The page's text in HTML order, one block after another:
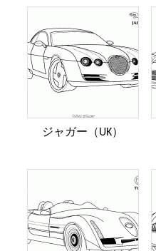
ジャガー（UK）